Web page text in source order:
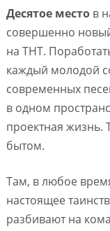
Десятое местов
совершенно
на ТНТ.
каждый молодой
современных
в одном
проектная жизнь.
бытом.
Там, в любое
настоящее
разбивают на